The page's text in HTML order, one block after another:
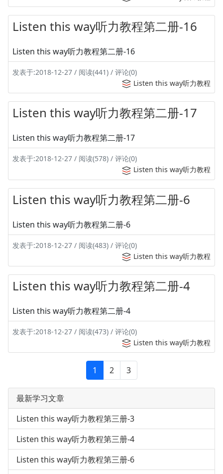
Listen this way听力教程第二册-16
Listen this way听力教程第二册-16
发表于:2018-12-27 / 阅读(441) / 评论(0)
Listen this way听力教程
Listen this way听力教程第二册-17
Listen this way听力教程第二册-17
发表于:2018-12-27 / 阅读(578) / 评论(0)
Listen this way听力教程
Listen this way听力教程第二册-6
Listen this way听力教程第二册-6
发表于:2018-12-27 / 阅读(483) / 评论(0)
Listen this way听力教程
Listen this way听力教程第二册-4
Listen this way听力教程第二册-4
发表于:2018-12-27 / 阅读(473) / 评论(0)
Listen this way听力教程
1 2 3
最新学习文章
Listen this way听力教程第三册-3
Listen this way听力教程第三册-4
Listen this way听力教程第三册-6